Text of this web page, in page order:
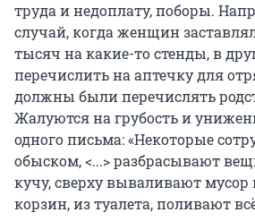
труда и недоплату, поборы.
случай, когда женщин
тысяч на какие-то стенды, в
перечислить на аптечку для
должны были перечислять
Жалуются на грубость и
одного письма: «Некоторые
обыском, <...> разбрасывают
кучу, сверху вываливают
корзин, из туалета, поливают